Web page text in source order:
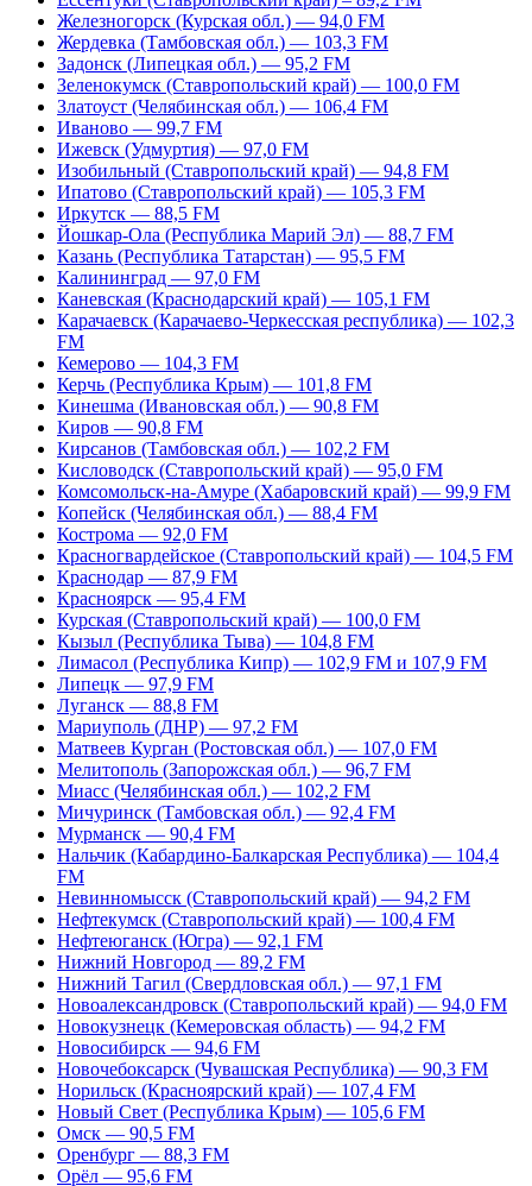
Железногорск (Курская обл.) — 94,0 FM
Жердевка (Тамбовская обл.) — 103,3 FM
Задонск (Липецкая обл.) — 95,2 FM
Зеленокумск (Ставропольский край) — 100,0 FM
Златоуст (Челябинская обл.) — 106,4 FM
Иваново — 99,7 FM
Ижевск (Удмуртия) — 97,0 FM
Изобильный (Ставропольский край) — 94,8 FM
Ипатово (Ставропольский край) — 105,3 FM
Иркутск — 88,5 FM
Йошкар-Ола (Республика Марий Эл) — 88,7 FM
Казань (Республика Татарстан) — 95,5 FM
Калининград — 97,0 FM
Каневская (Краснодарский край) — 105,1 FM
Карачаевск (Карачаево-Черкесская республика) — 102,3
FM
Кемерово — 104,3 FM
Керчь (Республика Крым) — 101,8 FM
Кинешма (Ивановская обл.) — 90,8 FM
Киров — 90,8 FM
Кирсанов (Тамбовская обл.) — 102,2 FM
Кисловодск (Ставропольский край) — 95,0 FM
Комсомольск-на-Амуре (Хабаровский край) — 99,9 FM
Копейск (Челябинская обл.) — 88,4 FM
Кострома — 92,0 FM
Красногвардейское (Ставропольский край) — 104,5 FM
Краснодар — 87,9 FM
Красноярск — 95,4 FM
Курская (Ставропольский край) — 100,0 FM
Кызыл (Республика Тыва) — 104,8 FM
Лимасол (Республика Кипр) — 102,9 FM и 107,9 FM
Липецк — 97,9 FM
Луганск — 88,8 FM
Мариуполь (ДНР) — 97,2 FM
Матвеев Курган (Ростовская обл.) — 107,0 FM
Мелитополь (Запорожская обл.) — 96,7 FM
Миасс (Челябинская обл.) — 102,2 FM
Мичуринск (Тамбовская обл.) — 92,4 FM
Мурманск — 90,4 FM
Нальчик (Кабардино-Балкарская Республика) — 104,4
FM
Невинномысск (Ставропольский край) — 94,2 FM
Нефтекумск (Ставропольский край) — 100,4 FM
Нефтеюганск (Югра) — 92,1 FM
Нижний Новгород — 89,2 FM
Нижний Тагил (Свердловская обл.) — 97,1 FM
Новоалександровск (Ставропольский край) — 94,0 FM
Новокузнецк (Кемеровская область) — 94,2 FM
Новосибирск — 94,6 FM
Новочебоксарск (Чувашская Республика) — 90,3 FM
Норильск (Красноярский край) — 107,4 FM
Новый Свет (Республика Крым) — 105,6 FM
Омск — 90,5 FM
Оренбург — 88,3 FM
Орёл — 95,6 FM